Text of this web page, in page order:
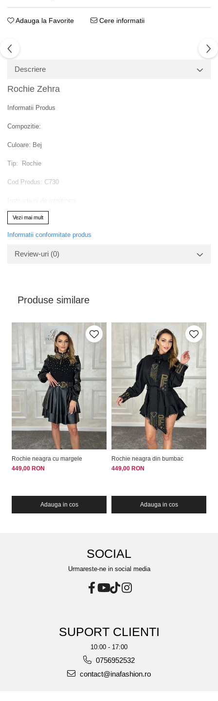
Adauga la Favorite Cere informatii
Descriere
Rochie Zehra
Informatii Produs
Compozitie:
Culoare: Bej
Tip: Rochie
Cod Produs: C730
Va rugam verificati eticheta produsului inainte de curatare!
Modelul are inaltimea de 164 cm.
acceptabila datorita luminii si luminozitatii ecranului.
Vezi mai mult
Informatii conformitate produs
Review-uri (0)
Produse similare
Rochie neagra cu margele
449,00 RON
Adauga in cos
Rochie neagra din bumbac
449,00 RON
Adauga in cos
SOCIAL
Urmareste-ne in social media
SUPORT CLIENTI
10:00 - 17:00
0756952532
contact@inafashion.ro